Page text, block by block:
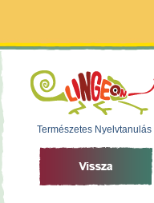
Természetes Nyelvtanulás